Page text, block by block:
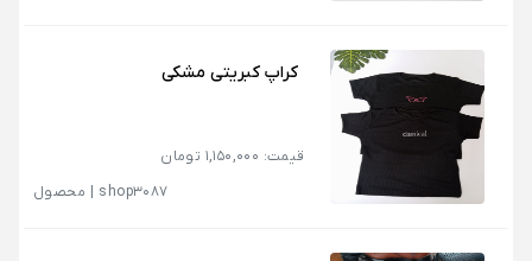
کراپ کبریتی مشکی
قیمت: 1,150,000 تومان
shop3087
محصول